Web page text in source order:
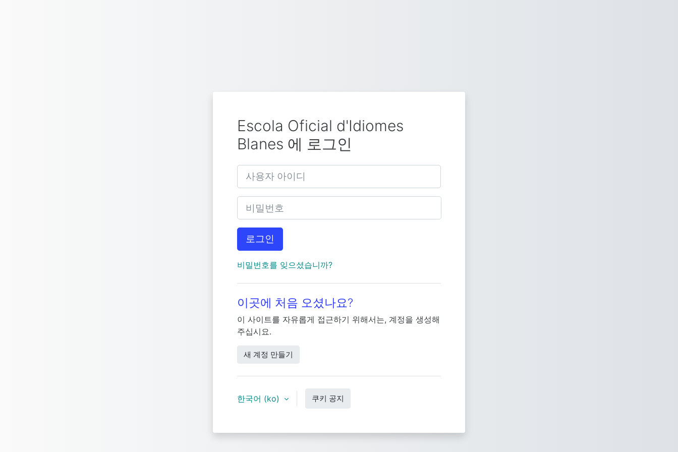
Escola Oficial d'Idiomes
Blanes 에 로그인
사용자 아이디
비밀번호
로그인
비밀번호를 잊으셨습니까?
이곳에 처음 오셨나요?
이 사이트를 자유롭게 접근하기 위해서는, 계정을 생성해
주십시요.
새 계정 만들기
한국어 ‎(ko)‎ 쿠키 공지